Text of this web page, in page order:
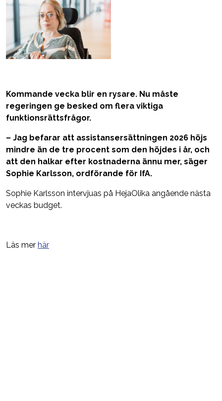
Kommande vecka blir en rysare. Nu måste
regeringen ge besked om flera viktiga
funktionsrättsfrågor.
– Jag befarar att assistansersättningen 2026 höjs
mindre än de tre procent som den höjdes i år, och
att den halkar efter kostnaderna ännu mer, säger
Sophie Karlsson, ordförande för IfA.
Sophie Karlsson intervjuas på HejaOlika angående nästa
veckas budget.
Läs mer här